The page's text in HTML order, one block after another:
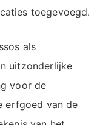
toegevoegd.
als
uitzonderlijke
voor de
erfgoed van de